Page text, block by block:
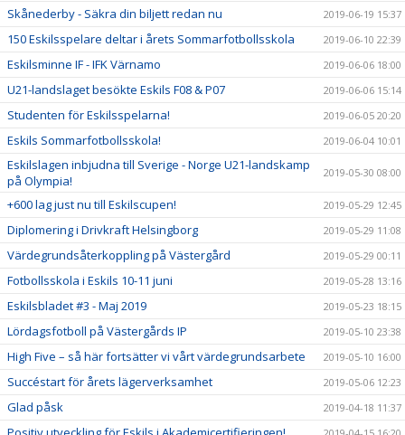
Skånederby - Säkra din biljett redan nu 2019-06-19 15:37
150 Eskilsspelare deltar i årets Sommarfotbollsskola 2019-06-10 22:39
Eskilsminne IF - IFK Värnamo 2019-06-06 18:00
U21-landslaget besökte Eskils F08 & P07 2019-06-06 15:14
Studenten för Eskilsspelarna! 2019-06-05 20:20
Eskils Sommarfotbollsskola! 2019-06-04 10:01
Eskilslagen inbjudna till Sverige - Norge U21-landskamp
på Olympia!
2019-05-30 08:00
+600 lag just nu till Eskilscupen! 2019-05-29 12:45
Diplomering i Drivkraft Helsingborg 2019-05-29 11:08
Värdegrundsåterkoppling på Västergård 2019-05-29 00:11
Fotbollsskola i Eskils 10-11 juni 2019-05-28 13:16
Eskilsbladet #3 - Maj 2019 2019-05-23 18:15
Lördagsfotboll på Västergårds IP 2019-05-10 23:38
High Five – så här fortsätter vi vårt värdegrundsarbete 2019-05-10 16:00
Succéstart för årets lägerverksamhet 2019-05-06 12:23
Glad påsk 2019-04-18 11:37